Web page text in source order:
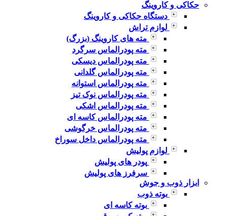
حکاکی و کاروینگ
دستگاه حکاکی و کاروینگ
لوازم تراش
مته های کاروینگ (بزرگ)
مته پودرالماس سرگرد
مته پودرالماس دیسکی
مته پودرالماس گلدانی
مته پودرالماس استوانه
مته پودرالماس نوک تیز
مته پودرالماس اشکی
مته پودرالماس کاسه ای
مته پودرالماس خرگوشی
مته پودرالماس داخل سوراخ
لوازم پولیش
پودر های پولیش
سرفرز های پولیش
ابزار ذوب و جوش
بوته ذوب
بوته کاسه ای